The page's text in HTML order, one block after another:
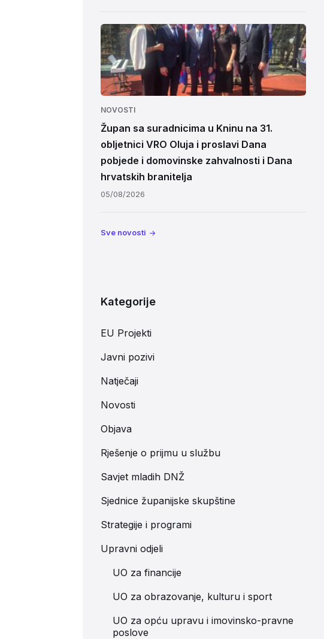
NOVOSTI
Župan sa suradnicima u Kninu na 31.
obljetnici VRO Oluja i proslavi Dana
pobjede i domovinske zahvalnosti i Dana
hrvatskih branitelja
05/08/2026
Sve novosti
Kategorije
EU Projekti
Javni pozivi
Natječaji
Novosti
Objava
Rješenje o prijmu u službu
Savjet mladih DNŽ
Sjednice županijske skupštine
Strategije i programi
Upravni odjeli
UO za financije
UO za obrazovanje, kulturu i sport
UO za opću upravu i imovinsko-pravne
poslove